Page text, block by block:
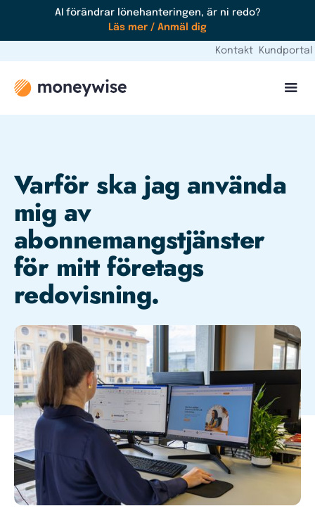
AI förändrar lönehanteringen, är ni redo?
Läs mer / Anmäl dig
Kontakt Kundportal
Varför ska jag använda
mig av
abonnemangstjänster
för mitt företags
redovisning.